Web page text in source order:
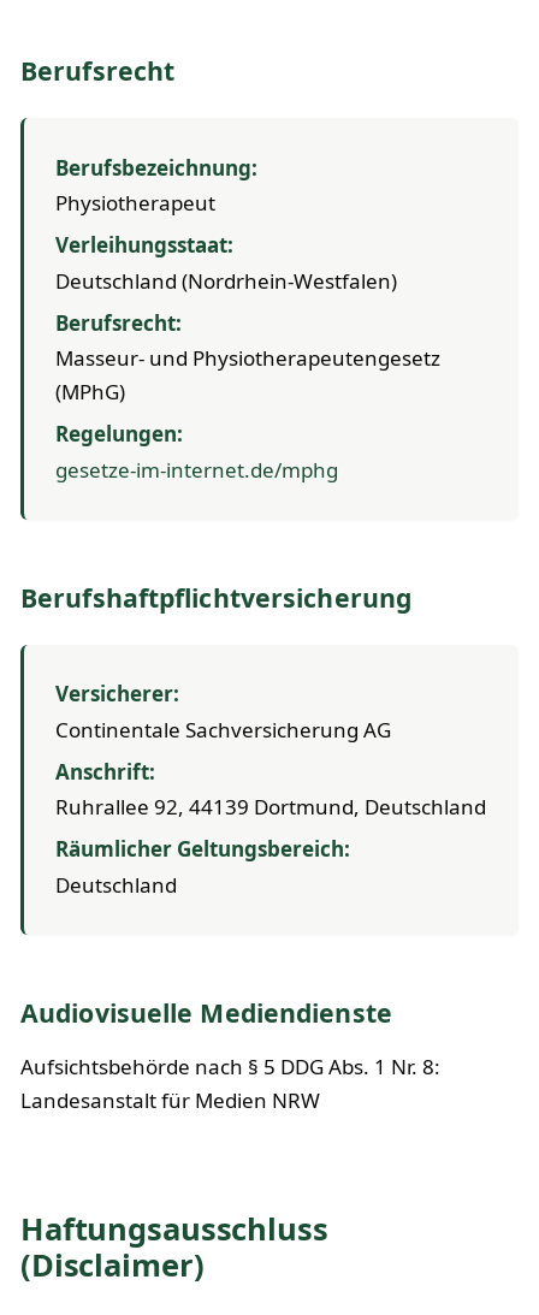
Berufsrecht
Berufsbezeichnung:
Physiotherapeut
Verleihungsstaat:
Deutschland (Nordrhein-Westfalen)
Berufsrecht:
Masseur- und Physiotherapeutengesetz
(MPhG)
Regelungen:
gesetze-im-internet.de/mphg
Berufshaftpflichtversicherung
Versicherer:
Continentale Sachversicherung AG
Anschrift:
Ruhrallee 92, 44139 Dortmund, Deutschland
Räumlicher Geltungsbereich:
Deutschland
Audiovisuelle Mediendienste
Aufsichtsbehörde nach § 5 DDG Abs. 1 Nr. 8:
Landesanstalt für Medien NRW
Haftungsausschluss
(Disclaimer)